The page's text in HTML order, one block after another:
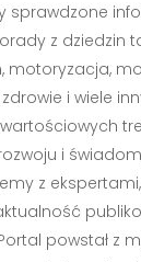
sprawdzone
z dziedzin
motoryzacja,
i wiele
i
z
powstał z